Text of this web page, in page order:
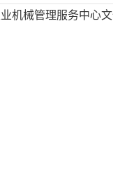
机械管理服务中心